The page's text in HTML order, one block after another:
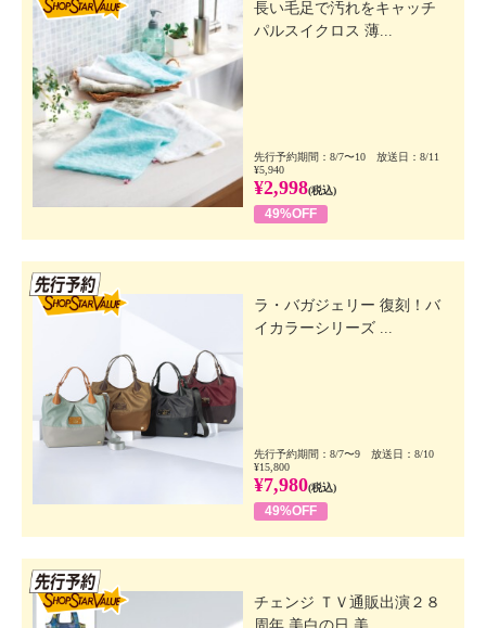
長い毛足で汚れをキャッチ
パルスイクロス 薄...
先行予約期間：8/7〜10 放送日：8/11
¥5,940
¥2,998(税込)
49%OFF
ラ・バガジェリー 復刻！バ
イカラーシリーズ ...
先行予約期間：8/7〜9 放送日：8/10
¥15,800
¥7,980(税込)
49%OFF
チェンジ ＴＶ通販出演２８